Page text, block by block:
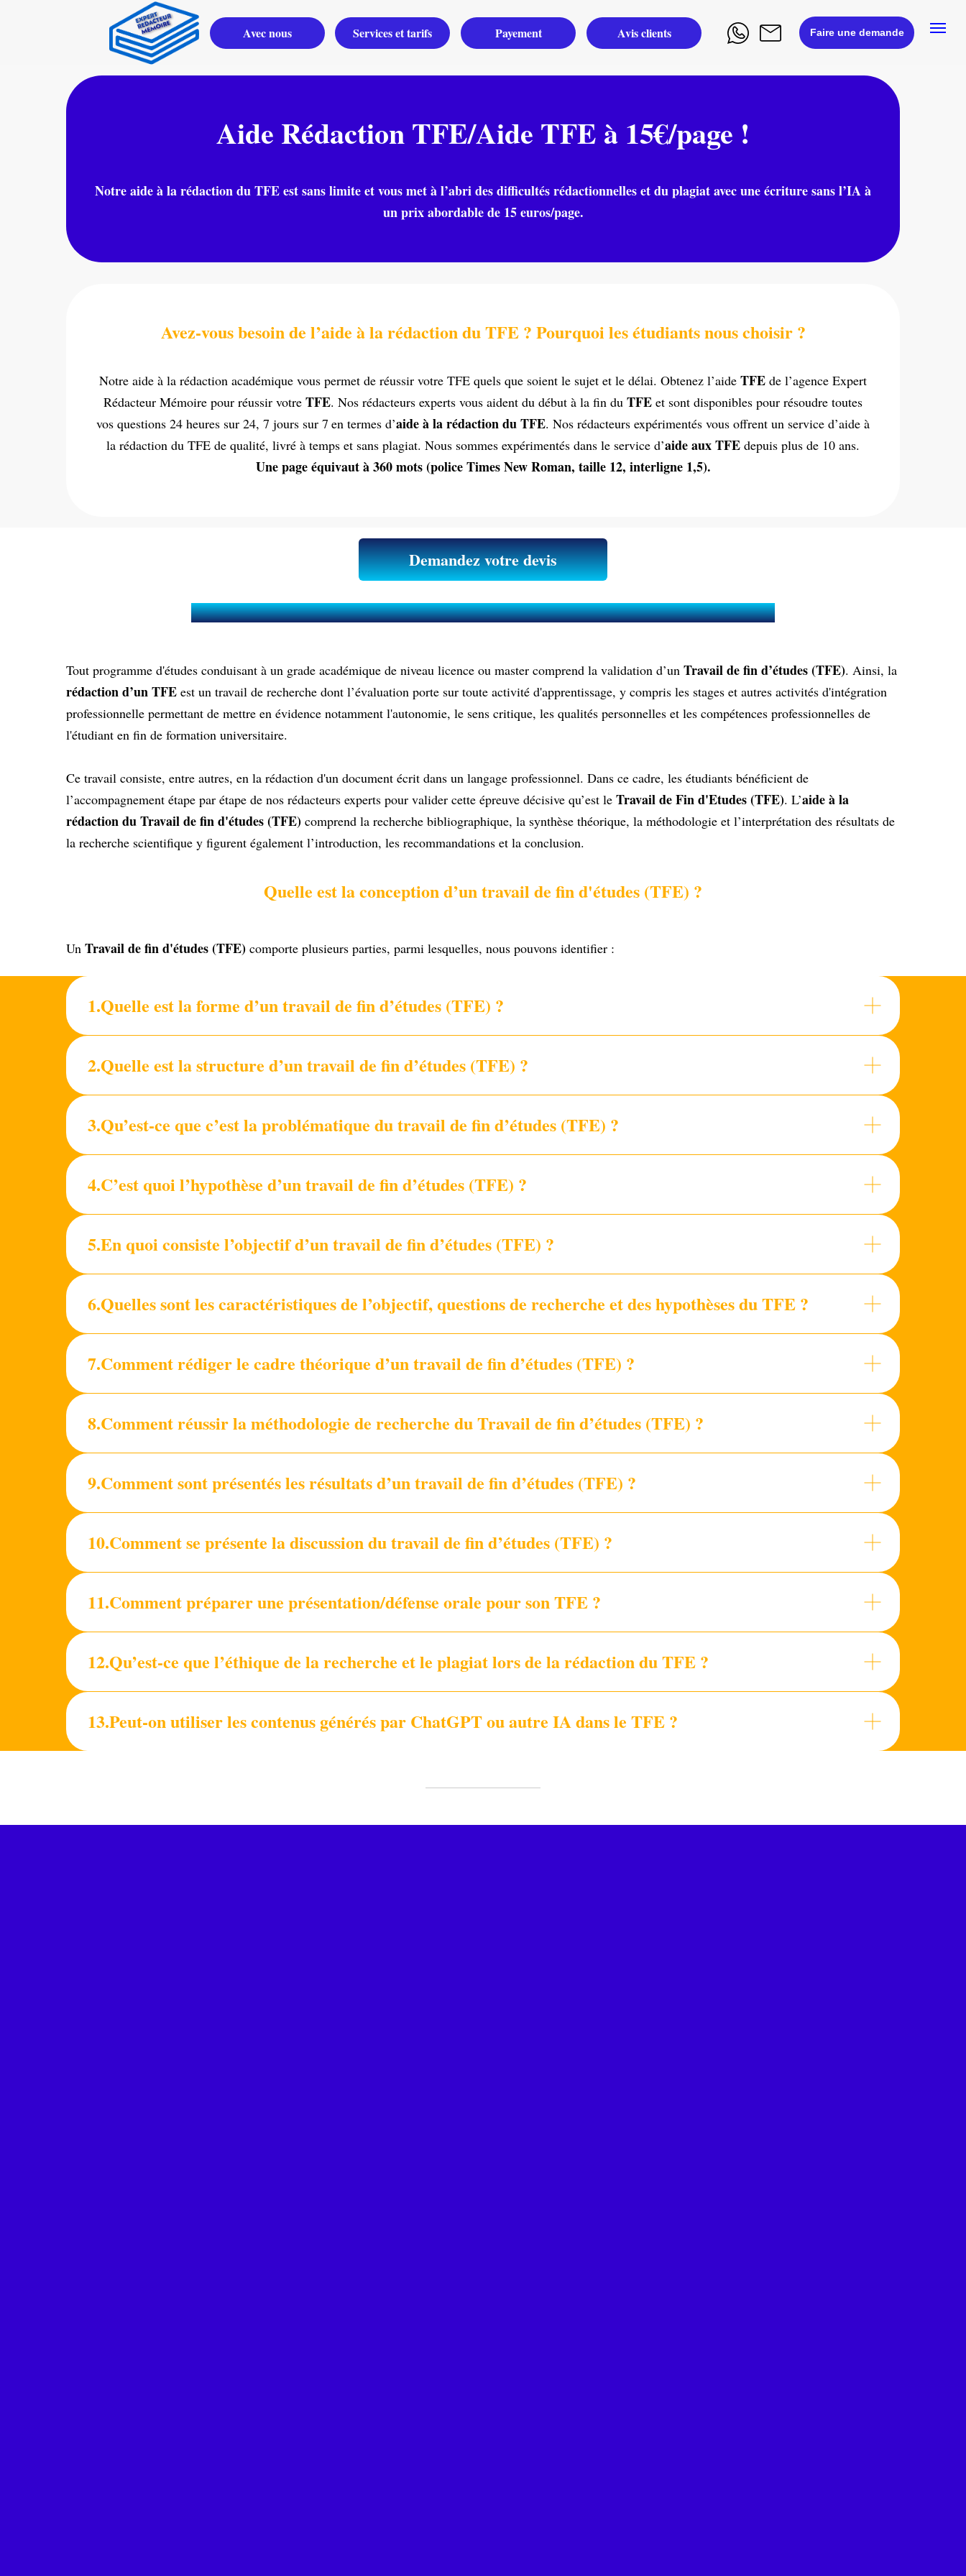
Avec nous Services et tarifs Payement Avis clients Faire une demande
Aide Rédaction TFE/Aide TFE à 15€/page !
Notre aide à la rédaction du TFE est sans limite et vous met à l’abri des difficultés rédactionnelles et du plagiat avec une écriture sans l’IA à
un prix abordable de 15 euros/page.
Commandez
Avez-vous besoin de l’aide à la rédaction du TFE ? Pourquoi les étudiants nous choisir ?
Notre aide à la rédaction académique vous permet de réussir votre TFE quels que soient le sujet et le délai. Obtenez l’aide TFE de l’agence Expert
Rédacteur Mémoire pour réussir votre TFE. Nos rédacteurs experts vous aident du début à la fin du TFE et sont disponibles pour résoudre toutes
vos questions 24 heures sur 24, 7 jours sur 7 en termes d’aide à la rédaction du TFE. Nos rédacteurs expérimentés vous offrent un service d’aide à
la rédaction du TFE de qualité, livré à temps et sans plagiat. Nous sommes expérimentés dans le service d’aide aux TFE depuis plus de 10 ans.
Une page équivaut à 360 mots (police Times New Roman, taille 12, interligne 1,5).
Demandez votre devis
En quoi consiste l'aide à la rédaction du Travail de fin d'études (TFE) ?
Tout programme d'études conduisant à un grade académique de niveau licence ou master comprend la validation d’un Travail de fin d’études (TFE). Ainsi, la
rédaction d’un TFE est un travail de recherche dont l’évaluation porte sur toute activité d'apprentissage, y compris les stages et autres activités d'intégration
professionnelle permettant de mettre en évidence notamment l'autonomie, le sens critique, les qualités personnelles et les compétences professionnelles de
l'étudiant en fin de formation universitaire.
Ce travail consiste, entre autres, en la rédaction d'un document écrit dans un langage professionnel. Dans ce cadre, les étudiants bénéficient de
l’accompagnement étape par étape de nos rédacteurs experts pour valider cette épreuve décisive qu’est le Travail de Fin d'Etudes (TFE). L’aide à la
rédaction du Travail de fin d'études (TFE) comprend la recherche bibliographique, la synthèse théorique, la méthodologie et l’interprétation des résultats de
la recherche scientifique y figurent également l’introduction, les recommandations et la conclusion.
Quelle est la conception d’un travail de fin d'études (TFE) ?
Un Travail de fin d'études (TFE) comporte plusieurs parties, parmi lesquelles, nous pouvons identifier :
1.Quelle est la forme d’un travail de fin d’études (TFE) ?
2.Quelle est la structure d’un travail de fin d’études (TFE) ?
3.Qu’est-ce que c’est la problématique du travail de fin d’études (TFE) ?
4.C’est quoi l’hypothèse d’un travail de fin d’études (TFE) ?
5.En quoi consiste l’objectif d’un travail de fin d’études (TFE) ?
6.Quelles sont les caractéristiques de l’objectif, questions de recherche et des hypothèses du TFE ?
7.Comment rédiger le cadre théorique d’un travail de fin d’études (TFE) ?
8.Comment réussir la méthodologie de recherche du Travail de fin d’études (TFE) ?
9.Comment sont présentés les résultats d’un travail de fin d’études (TFE) ?
10.Comment se présente la discussion du travail de fin d’études (TFE) ?
11.Comment préparer une présentation/défense orale pour son TFE ?
12.Qu’est-ce que l’éthique de la recherche et le plagiat lors de la rédaction du TFE ?
13.Peut-on utiliser les contenus générés par ChatGPT ou autre IA dans le TFE ?